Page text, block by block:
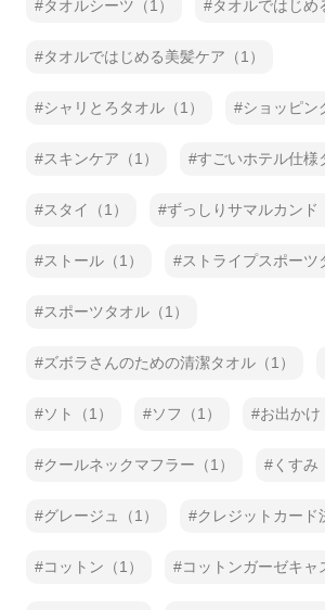
タオルシーツ（1） タオルではじめ
タオルではじめる美髪ケア（1）
シャリとろタオル（1） ショッピン
スキンケア（1） すごいホテル仕様
スタイ（1） ずっしりサマルカンド
ストール（1） ストライプスポーツ
スポーツタオル（1）
ズボラさんのための清潔タオル（1）
ソト（1） ソフ（1） お出かけ
クールネックマフラー（1） くすみ
グレージュ（1） クレジットカード
コットン（1） コットンガーゼキャ